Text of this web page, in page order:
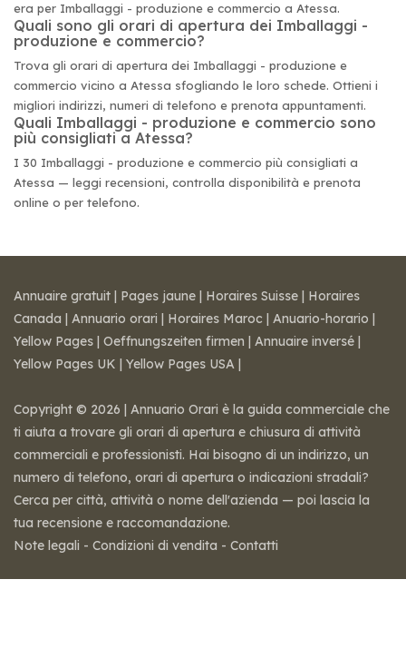
era per Imballaggi - produzione e commercio a Atessa.
Quali sono gli orari di apertura dei Imballaggi -
produzione e commercio?
Trova gli orari di apertura dei Imballaggi - produzione e
commercio vicino a Atessa sfogliando le loro schede. Ottieni i
migliori indirizzi, numeri di telefono e prenota appuntamenti.
Quali Imballaggi - produzione e commercio sono
più consigliati a Atessa?
I 30 Imballaggi - produzione e commercio più consigliati a
Atessa — leggi recensioni, controlla disponibilità e prenota
online o per telefono.
Annuaire gratuit | Pages jaune | Horaires Suisse | Horaires
Canada | Annuario orari | Horaires Maroc | Anuario-horario |
Yellow Pages | Oeffnungszeiten firmen | Annuaire inversé |
Yellow Pages UK | Yellow Pages USA |
Copyright © 2026 | Annuario Orari è la guida commerciale che
ti aiuta a trovare gli orari di apertura e chiusura di attività
commerciali e professionisti. Hai bisogno di un indirizzo, un
numero di telefono, orari di apertura o indicazioni stradali?
Cerca per città, attività o nome dell'azienda — poi lascia la
tua recensione e raccomandazione.
Note legali - Condizioni di vendita - Contatti